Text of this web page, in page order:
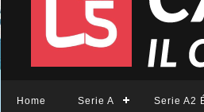
Home Serie A Serie A2